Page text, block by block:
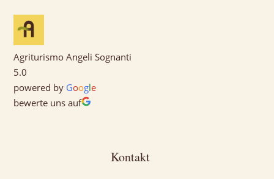
Agriturismo Angeli Sognanti
5.0
powered by Google
bewerte uns auf
Kontakt